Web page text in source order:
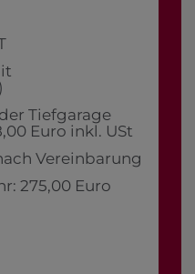
Tiefgarage
Euro inkl. USt
Vereinbarung
275,00 Euro